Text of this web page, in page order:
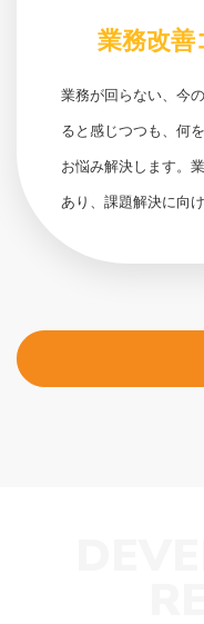
業務改
業務が回らない、今
ると感じつつも、何
お悩み解決します。
あり、課題解決に向